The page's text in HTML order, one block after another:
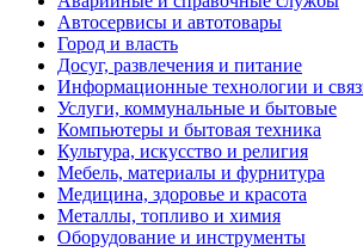
Автосервисы и автотовары
Город и власть
Досуг, развлечения и питание
Информационные технологии и
Услуги, коммунальные и бытовые
Компьютеры и бытовая техника
Культура, искусство и религия
Мебель, материалы и фурнитура
Медицина, здоровье и красота
Металлы, топливо и химия
Оборудование и инструменты